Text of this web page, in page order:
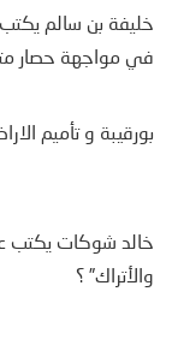
خليفة بن سالم
في مواجهة حصار
بورقيبة و تأميم
خالد شوكات يكتب
والأتراك” ؟